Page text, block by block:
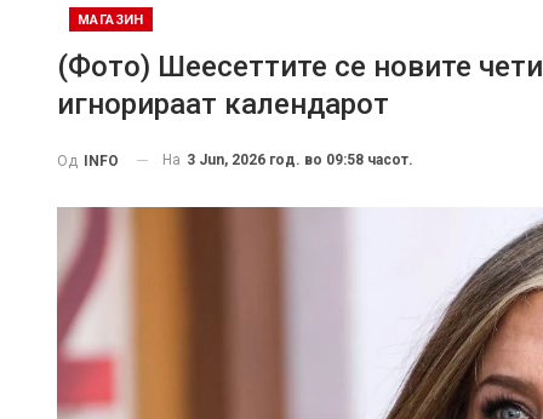
МАГАЗИН
(Фото) Шеесеттите се новите
игнорираат календарот
Од INFO На 3 Jun, 2026 год. во 09:58 часот.